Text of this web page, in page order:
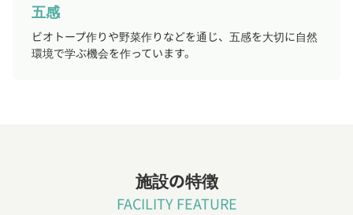
五感
ビオトープ作りや野菜作りなどを通じ、五感を大切に自然
環境で学ぶ機会を作っています。
施設の特徴
FACILITY FEATURE